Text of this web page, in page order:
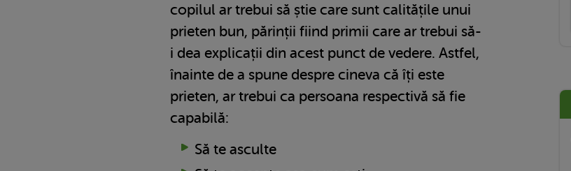
copilul ar trebui să știe care sunt calitățile unui
prieten bun, părinții fiind primii care ar trebui să-
i dea explicații din acest punct de vedere. Astfel,
înainte de a spune despre cineva că îți este
prieten, ar trebui ca persoana respectivă să fie
capabilă:
Să te asculte